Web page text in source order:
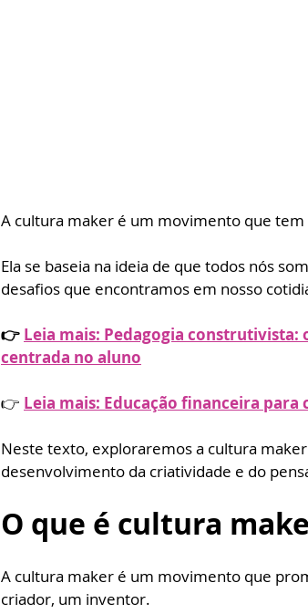
A cultura maker é um movimento que tem
Ela se baseia na ideia de que todos nós
desafios que encontramos em nosso
👉 Leia mais: Pedagogia
centrada no aluno
👉 Leia mais: Educação financeira
Neste texto, exploraremos a cultura
desenvolvimento da criatividade e do
O que é cultura
A cultura maker é um movimento que
criador, um inventor.